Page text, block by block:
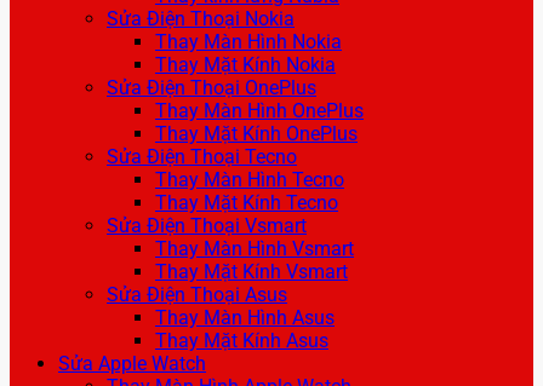
Sửa Điện Thoại Nokia
Thay Màn Hình Nokia
Thay Mặt Kính Nokia
Sửa Điện Thoại OnePlus
Thay Màn Hình OnePlus
Thay Mặt Kính OnePlus
Sửa Điện Thoại Tecno
Thay Màn Hình Tecno
Thay Mặt Kính Tecno
Sửa Điện Thoại Vsmart
Thay Màn Hình Vsmart
Thay Mặt Kính Vsmart
Sửa Điện Thoại Asus
Thay Màn Hình Asus
Thay Mặt Kính Asus
Sửa Apple Watch